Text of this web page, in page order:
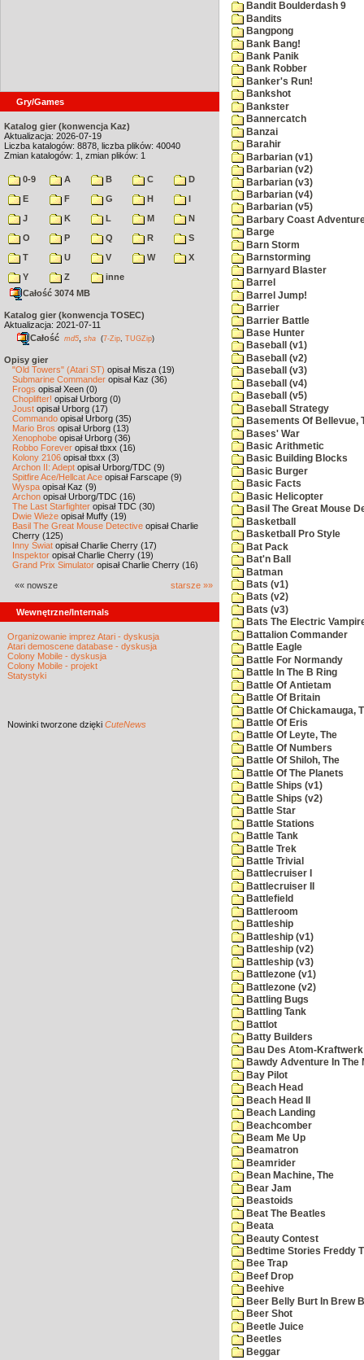
Gry/Games
Katalog gier (konwencja Kaz)
Aktualizacja: 2026-07-19
Liczba katalogów: 8878, liczba plików: 40040
Zmian katalogów: 1, zmian plików: 1
0-9 A B C
D
E
F G H
I
J
K L M
N
O
P Q R
S
T
U V W
X
Y
Z
inne
Całość 3074 MB
Katalog gier (konwencja TOSEC)
Aktualizacja: 2021-07-11
Całość md5 sha (7-Zip TUGZip)
Opisy gier
"Old Towers" (Atari ST) opisał Misza (19)
Submarine Commander opisał Kaz (36)
Frogs opisał Xeen (0)
Choplifter! opisał Urborg (0)
Joust opisał Urborg (17)
Commando opisał Urborg (35)
Mario Bros opisał Urborg (13)
Xenophobe opisał Urborg (36)
Robbo Forever opisał tbxx (16)
Kolony 2106 opisał tbxx (3)
Archon II: Adept opisał Urborg/TDC (9)
Spitfire Ace/Hellcat Ace opisał Farscape (9)
Wyspa opisał Kaz (9)
Archon opisał Urborg/TDC (16)
The Last Starfighter opisał TDC (30)
Dwie Wieże opisał Muffy (19)
Basil The Great Mouse Detective opisał Charlie
Cherry (125)
Inny Świat opisał Charlie Cherry (17)
Inspektor opisał Charlie Cherry (19)
Grand Prix Simulator opisał Charlie Cherry (16)
«« nowsze starsze »»
Wewnętrzne/Internals
Organizowanie imprez Atari - dyskusja
Atari demoscene database - dyskusja
Colony Mobile - dyskusja
Colony Mobile - projekt
Statystyki
Nowinki tworzone dzięki CuteNews
Bandit Boulderdash 9
Bandits
Bangpong
Bank Bang!
Bank Panik
Bank Robber
Banker's Run!
Bankshot
Bankster
Bannercatch
Banzai
Barahir
Barbarian (v1)
Barbarian (v2)
Barbarian (v3)
Barbarian (v4)
Barbarian (v5)
Barbary Coast
Barge
Barn Storm
Barnstorming
Barnyard Blaster
Barrel
Barrel Jump!
Barrier
Barrier Battle
Base Hunter
Baseball (v1)
Baseball (v2)
Baseball (v3)
Baseball (v4)
Baseball (v5)
Baseball Strategy
Basements Of Bellevue,
Bases' War
Basic Arithmetic
Basic Building Blocks
Basic Burger
Basic Facts
Basic Helicopter
Basil The Great Mouse
Basketball
Basketball Pro Style
Bat Pack
Bat'n Ball
Batman
Bats (v1)
Bats (v2)
Bats (v3)
Bats The Electric
Battalion Commander
Battle Eagle
Battle For Normandy
Battle In The B Ring
Battle Of Antietam
Battle Of Britain
Battle Of Chickamauga,
Battle Of Eris
Battle Of Leyte, The
Battle Of Numbers
Battle Of Shiloh, The
Battle Of The Planets
Battle Ships (v1)
Battle Ships (v2)
Battle Star
Battle Stations
Battle Tank
Battle Trek
Battle Trivial
Battlecruiser I
Battlecruiser II
Battlefield
Battleroom
Battleship
Battleship (v1)
Battleship (v2)
Battleship (v3)
Battlezone (v1)
Battlezone (v2)
Battling Bugs
Battling Tank
Battlot
Batty Builders
Bau Des Atom-Kraftwerk
Bawdy Adventure In The
Bay Pilot
Beach Head
Beach Head II
Beach Landing
Beachcomber
Beam Me Up
Beamatron
Beamrider
Bean Machine, The
Bear Jam
Beastoids
Beat The Beatles
Beata
Beauty Contest
Bedtime Stories Freddy
Bee Trap
Beef Drop
Beehive
Beer Belly Burt In Brew
Beer Shot
Beetle Juice
Beetles
Beggar